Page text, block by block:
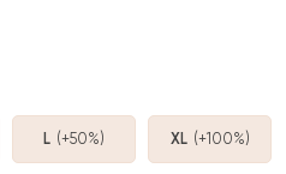
L (+50%) XL (+100%)